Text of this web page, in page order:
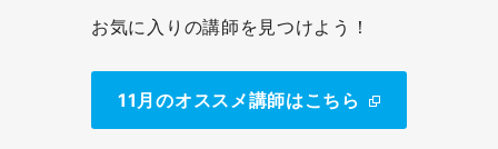
お気に入りの講師を見つけよう！
11月のオススメ講師はこちら